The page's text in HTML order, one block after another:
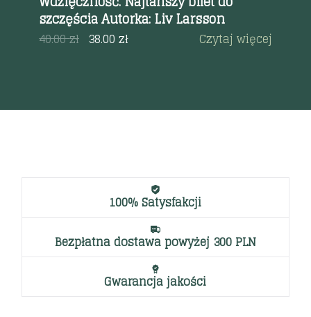
szczęścia Autorka: Liv Larsson
40.00zł 38.00zł Czytaj więcej
100% Satysfakcji
Bezpłatna dostawa powyżej 300 PLN
Gwarancja jakości